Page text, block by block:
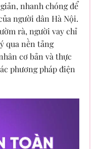
nhanh chóng để
người dân Hà Nội.
rà, người vay chỉ
qua nền tảng
cơ bản và thực
phương pháp điện